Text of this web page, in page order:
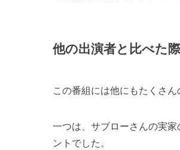
他の出演者と比べた
この番組には他にもたくさ
一つは、サブローさんの実
ントでした。